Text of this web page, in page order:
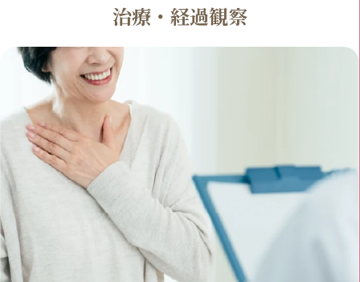
治療・経過観察